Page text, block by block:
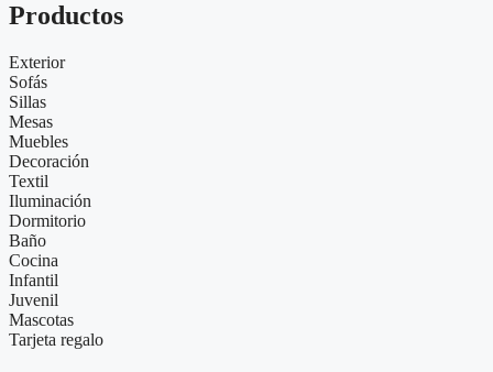
Productos
Exterior
Sofás
Sillas
Mesas
Muebles
Decoración
Textil
Iluminación
Dormitorio
Baño
Cocina
Infantil
Juvenil
Mascotas
Tarjeta regalo